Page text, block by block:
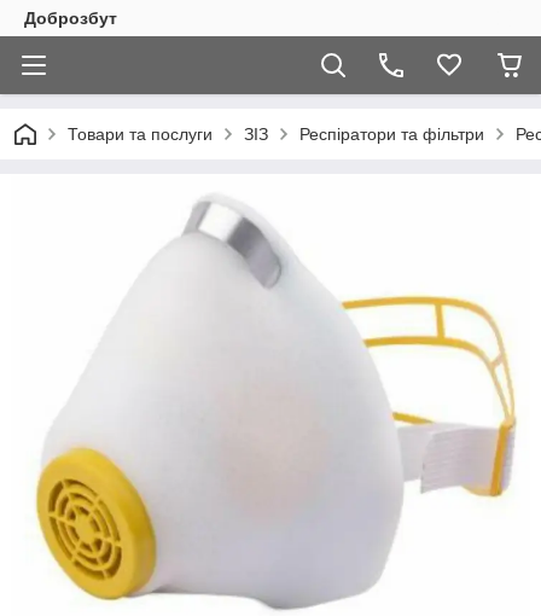
Доброзбут
Товари та послуги ЗІЗ Респіратори та фільтри